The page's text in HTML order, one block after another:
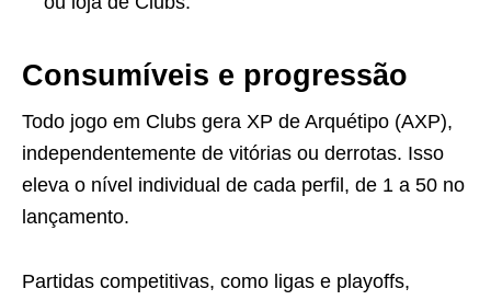
Consumíveis e progressão
Todo jogo em Clubs gera XP de Arquétipo (AXP),
independentemente de vitórias ou derrotas. Isso
eleva o nível individual de cada perfil, de 1 a 50 no
lançamento.
Partidas competitivas, como ligas e playoffs,